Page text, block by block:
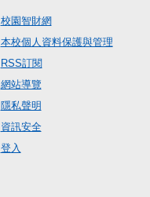
校園智財網
本校個人資料保護與管理
RSS訂閱
網站導覽
隱私聲明
資訊安全
登入